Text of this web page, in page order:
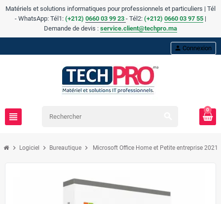
Matériels et solutions informatiques pour professionnels et particuliers | Tél
- WhatsApp: Tél1: (+212) 0660 03 99 23 - Tél2: (+212) 0660 03 97 55 |
Demande de devis : service.client@techpro.ma
view_headline
person Connexion
0
chevron_right Logiciel chevron_right Bureautique chevron_right Microsoft Office Home et Petite entreprise 2021